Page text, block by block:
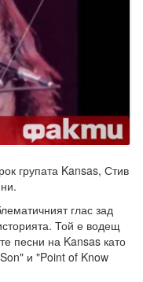
групата Kansas, Стив
глас зад
Той е водещ
песни на Kansas като
и "Point of Know